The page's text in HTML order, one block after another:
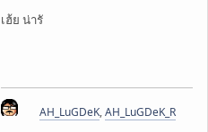
เฮ้ย น่ารั
AH_LuGDeK,AH_LuGDeK_R